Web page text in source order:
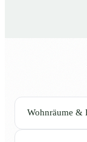
Wohnräume &